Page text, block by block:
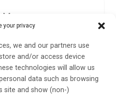
your privacy
we and our partners use
and/or access device
technologies will allow us
data such as browsing
site and show (non-)
Meny